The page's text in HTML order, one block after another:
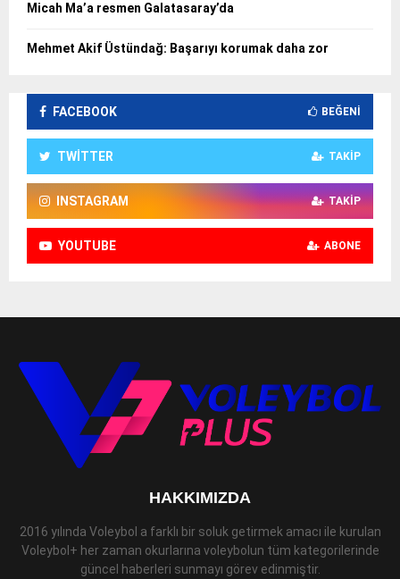
Micah Ma’a resmen Galatasaray’da
Mehmet Akif Üstündağ: Başarıyı korumak daha zor
FACEBOOK BEĞENI
TWITTER TAKIP
INSTAGRAM TAKIP
YOUTUBE ABONE
HAKKIMIZDA
2016 yılında Voleybol a farklı bir soluk getirmek amacı ile kurulan
Voleybol+ her zaman okurlarına voleybolun tüm kategorilerinde
güncel haberleri sunmayı görev edinmiştir.